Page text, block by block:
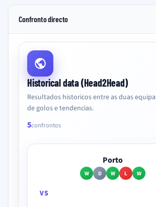
Confronto directo
Historical data (Head2Head)
Resultados historicos entre as duas
de golos e tendencias.
5confrontos
Porto
W D W L W
VS